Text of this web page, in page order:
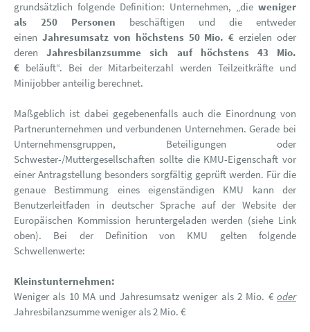
grundsätzlich folgende Definition: Unternehmen, „die weniger
als 250 Personen beschäftigen und die entweder
einen Jahresumsatz von höchstens 50 Mio. € erzielen oder
derenJahresbilanzsumme sich auf höchstens 43 Mio.
€ beläuft“. Bei der Mitarbeiterzahl werden Teilzeitkräfte und
Minijobber anteilig berechnet.
Maßgeblich ist dabei gegebenenfalls auch die Einordnung von
Partnerunternehmen und verbundenen Unternehmen. Gerade bei
Unternehmensgruppen, Beteiligungen oder
Schwester-/Muttergesellschaften sollte die KMU-Eigenschaft vor
einer Antragstellung besonders sorgfältig geprüft werden. Für die
genaue Bestimmung eines eigenständigen KMU kann der
Benutzerleitfaden in deutscher Sprache auf der Website der
Europäischen Kommission heruntergeladen werden (siehe Link
oben). Bei der Definition von KMU gelten folgende
Schwellenwerte:
Kleinstunternehmen:
Weniger als 10 MA und Jahresumsatz weniger als 2 Mio. € oder
Jahresbilanzsumme weniger als 2 Mio. €